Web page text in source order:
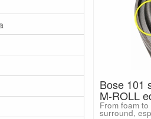
Bose 101
M-ROLL
From foam
surround,